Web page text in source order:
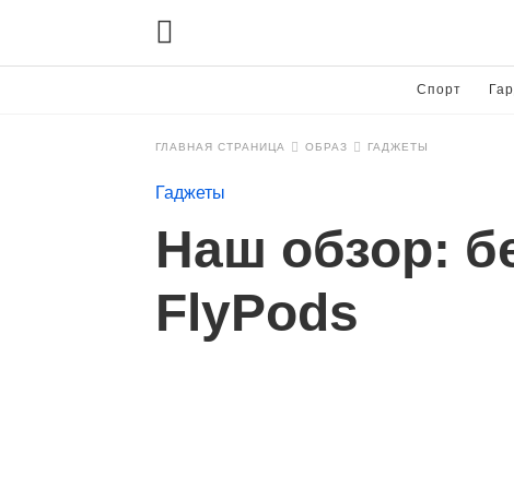
Спорт
ГЛАВНАЯ СТРАНИЦА ОБРАЗ ГАДЖЕТЫ
Гаджеты
Наш обзор:
FlyPods